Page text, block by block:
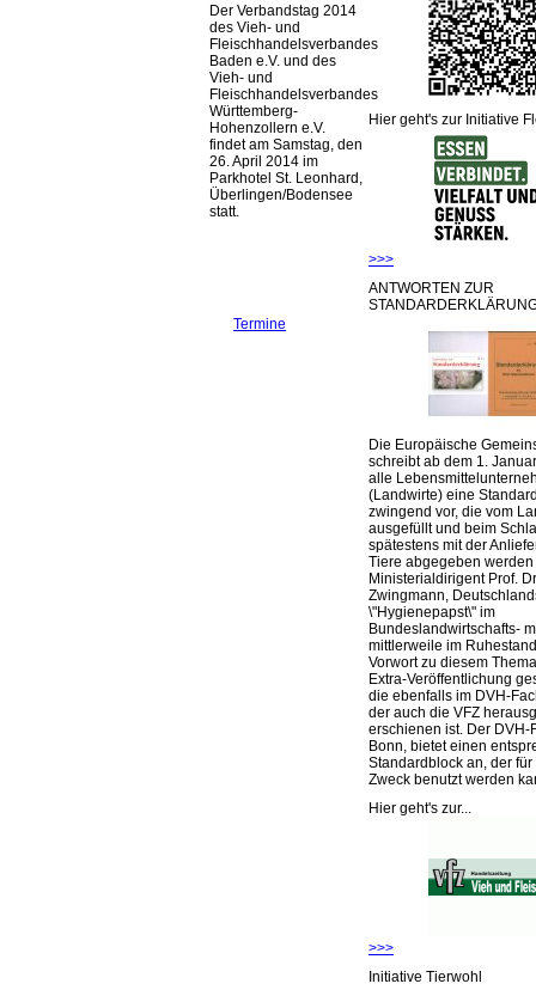
Der Verbandstag 2014
des Vieh- und
Fleischhandelsverbandes
Baden e.V. und des
Vieh- und
Fleischhandelsverbandes
Württemberg-
Hohenzollern e.V.
findet am Samstag, den
26. April 2014 im
Parkhotel St. Leonhard,
Überlingen/Bodensee
statt.
Termine
Hier geht's zur Initiative
>>>
ANTWORTEN ZUR
Die Europäische
schreibt ab dem 1.
alle
(Landwirte) eine
zwingend vor, die vom
ausgefüllt und beim
spätestens mit der
Tiere abgegeben werden
Ministerialdirigent Prof.
Zwingmann,
\"Hygienepapst\" im
Bundeslandwirtschafts-
mittlerweile im
Vorwort zu diesem
Extra-Veröffentlichung
die ebenfalls im DVH-
der auch die VFZ
erschienen ist. Der DVH-
Bonn, bietet einen
Standardblock an, der
Zweck benutzt werden
Hier geht's zur...
>>>
Initiative Tierwohl